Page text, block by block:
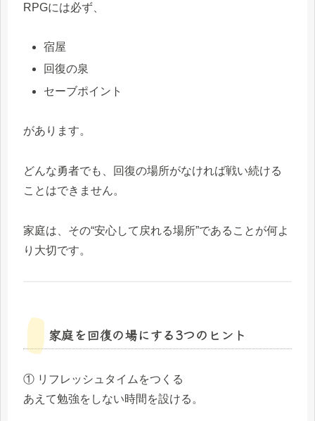
RPGには必ず、
宿屋
回復の泉
セーブポイント
があります。
どんな勇者でも、回復の場所がなければ戦い続ける
ことはできません。
家庭は、その“安心して戻れる場所”であることが何よ
り大切です。
家庭を回復の場にする3つのヒント
① リフレッシュタイムをつくる
あえて勉強をしない時間を設ける。